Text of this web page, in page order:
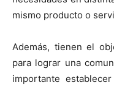
mismo producto o
Además, tienen el
para lograr una
importante